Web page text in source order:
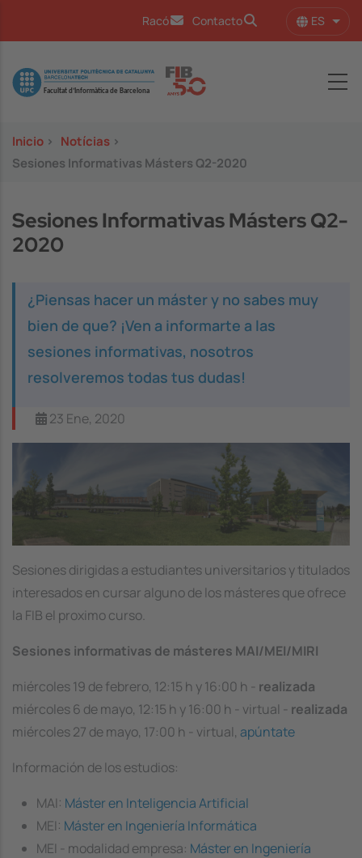
Racó Contacto ES
Image
Inicio > Notícias >
Sesiones Informativas Másters Q2-2020
Sesiones Informativas Másters Q2-
2020
¿Piensas hacer un máster y no sabes muy
bien de que? ¡Ven a informarte a las
sesiones informativas, nosotros
resolveremos todas tus dudas!
23 Ene, 2020
Sesiones dirigidas a estudiantes universitarios y titulados
interesados en cursar alguno de los másteres que ofrece
la FIB el proximo curso.
Sesiones informativas de másteres MAI/MEI/MIRI
miércoles 19 de febrero, 12:15 h y 16:00 h - realizada
miércoles 6 de mayo, 12:15 h y 16:00 h - virtual - realizada
miércoles 27 de mayo, 17:00 h - virtual, apúntate
Información de los estudios:
MAI: Máster en Inteligencia Artificial
MEI: Máster en Ingeniería Informática
MEI - modalidad empresa: Máster en Ingeniería